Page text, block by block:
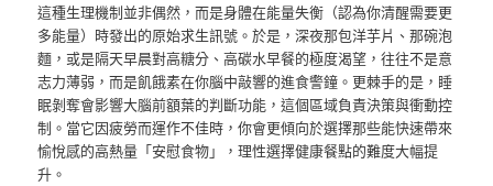
這種生理機制並非偶然，而是身體在能量失衡（認為你清醒需要更
多能量）時發出的原始求生訊號。於是，深夜那包洋芋片、那碗泡
麵，或是隔天早晨對高糖分、高碳水早餐的極度渴望，往往不是意
志力薄弱，而是飢餓素在你腦中敲響的進食警鐘。更棘手的是，睡
眠剝奪會影響大腦前額葉的判斷功能，這個區域負責決策與衝動控
制。當它因疲勞而運作不佳時，你會更傾向於選擇那些能快速帶來
愉悅感的高熱量「安慰食物」，理性選擇健康餐點的難度大幅提
升。